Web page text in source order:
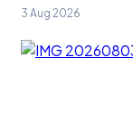
3 Aug 2026